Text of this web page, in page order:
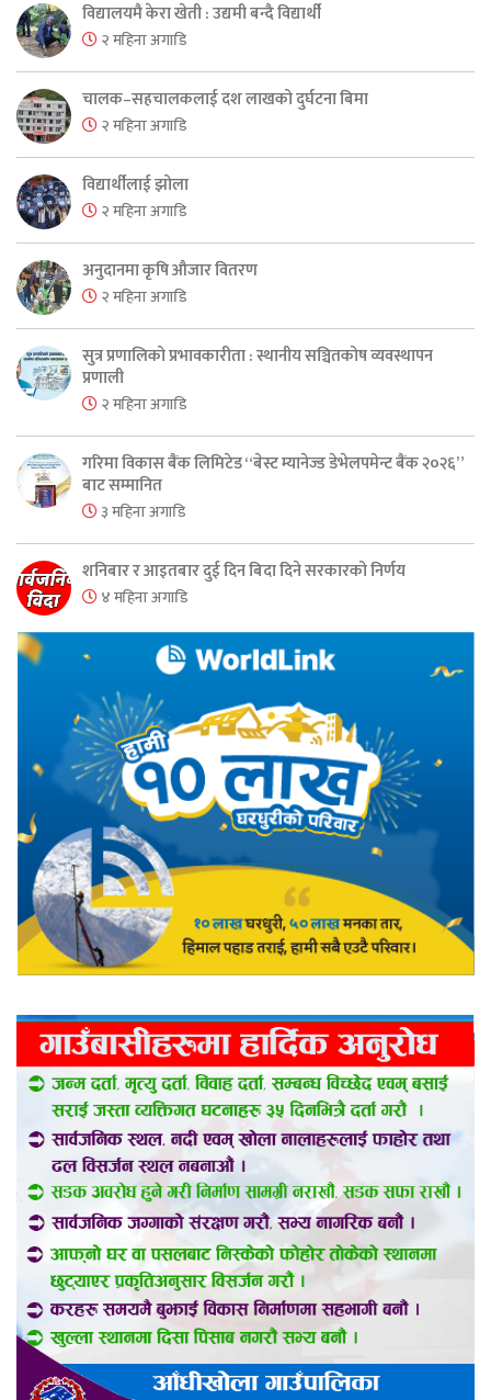
विद्यालयमै केरा खेती : उद्यमी बन्दै विद्यार्थी
२ महिना अगाडि
चालक–सहचालकलाई दश लाखको दुर्घटना बिमा
२ महिना अगाडि
विद्यार्थीलाई झोला
२ महिना अगाडि
अनुदानमा कृषि औजार वितरण
२ महिना अगाडि
सुत्र प्रणालिको प्रभावकारीता : स्थानीय सञ्चितकोष व्यवस्थापन
प्रणाली
२ महिना अगाडि
गरिमा विकास बैंक लिमिटेड “बेस्ट म्यानेज्ड डेभेलपमेन्ट बैंक २०२६”
बाट सम्मानित
३ महिना अगाडि
शनिबार र आइतबार दुई दिन बिदा दिने सरकारको निर्णय
४ महिना अगाडि